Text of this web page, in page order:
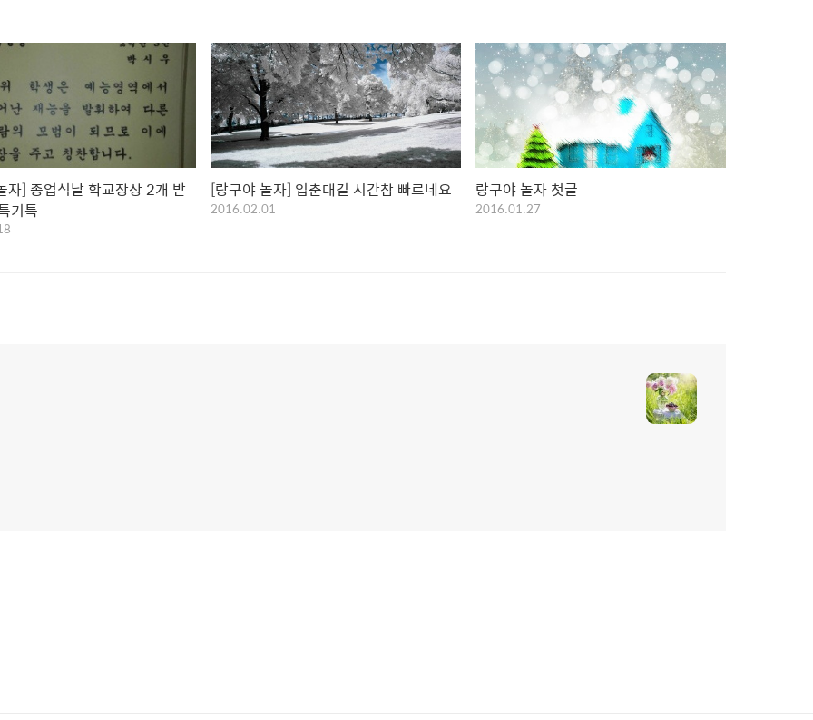
자] 종업식날 학교장상 2개 받
기특
[랑구야 놀자] 입춘대길 시간참 빠르네요
2016.02.01
랑구야 놀자 첫글
2016.01.27